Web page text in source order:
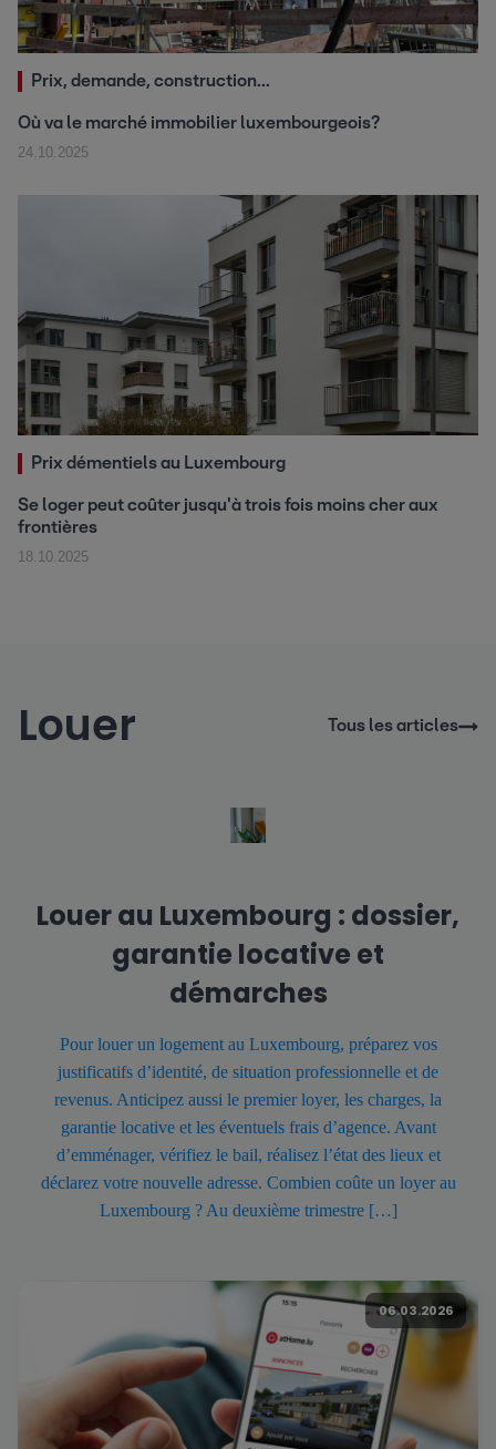
Prix, demande, construction...
Où va le marché immobilier luxembourgeois?
24.10.2025
Prix démentiels au Luxembourg
Se loger peut coûter jusqu'à trois fois moins cher aux
frontières
18.10.2025
Louer Tous les articles
Louer au Luxembourg : dossier,
garantie locative et
démarches
Pour louer un logement au Luxembourg, préparez vos
justificatifs d’identité, de situation professionnelle et de
revenus. Anticipez aussi le premier loyer, les charges, la
garantie locative et les éventuels frais d’agence. Avant
d’emménager, vérifiez le bail, réalisez l’état des lieux et
déclarez votre nouvelle adresse. Combien coûte un loyer au
Luxembourg ? Au deuxième trimestre […]
06.03.2026